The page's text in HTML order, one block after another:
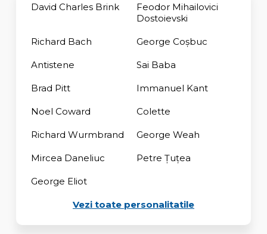
David Charles Brink
Feodor Mihailovici
Dostoievski
Richard Bach George Coşbuc
Antistene Sai Baba
Brad Pitt Immanuel Kant
Noel Coward Colette
Richard Wurmbrand George Weah
Mircea Daneliuc Petre Țuțea
George Eliot
Vezi toate personalitatile